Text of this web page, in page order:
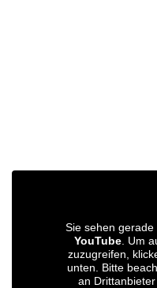
Sie sehen
YouTube. Um
zuzugreifen,
unten. Bitte
an